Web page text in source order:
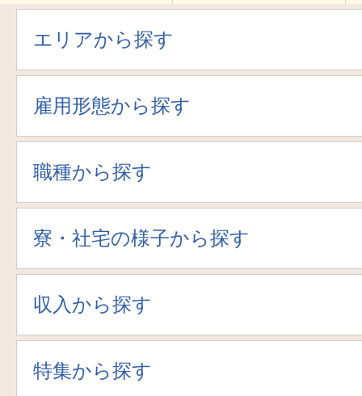
エリアから探す
雇用形態から探す
職種から探す
寮・社宅の様子から探す
収入から探す
特集から探す